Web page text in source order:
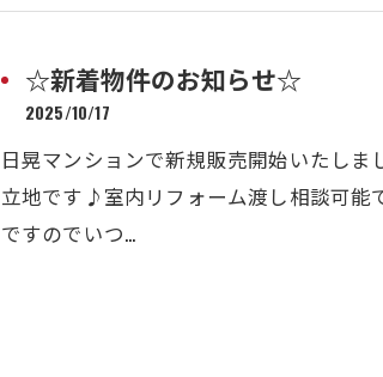
☆新着物件のお知らせ☆
2025/10/17
日晃マンションで新規販売開始いたし
立地です♪室内リフォーム渡し相談可
ですのでいつ…